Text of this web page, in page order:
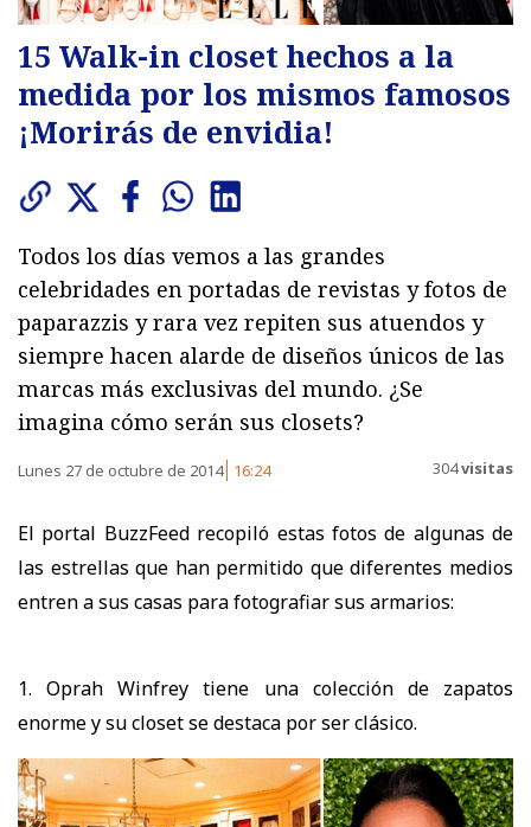
15 Walk-in closet hechos a la
medida por los mismos famosos
¡Morirás de envidia!
Todos los días vemos a las grandes
celebridades en portadas de revistas y fotos de
paparazzis y rara vez repiten sus atuendos y
siempre hacen alarde de diseños únicos de las
marcas más exclusivas del mundo. ¿Se
imagina cómo serán sus closets?
Lunes 27 de octubre de 2014 16:24 304visitas
El portal BuzzFeed recopiló estas fotos de algunas de
las estrellas que han permitido que diferentes medios
entren a sus casas para fotografiar sus armarios:
1. Oprah Winfrey tiene una colección de zapatos
enorme y su closet se destaca por ser clásico.